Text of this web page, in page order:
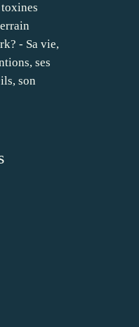
- Sa vie,
ses
son